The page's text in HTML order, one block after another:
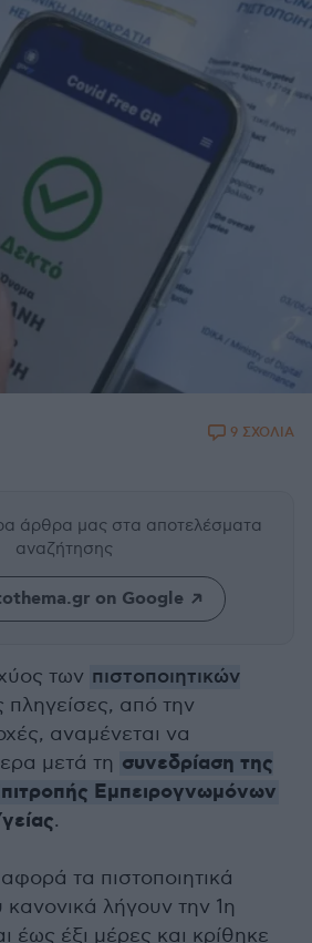
9 ΣΧΟΛΙΑ
άρθρα μας στα αποτελέσματα
αναζήτησης
on Google
των πιστοποιητικών
πληγείσες, από την
αναμένεται να
μετά τη συνεδρίαση της
Εμπειρογνωμόνων
.
τα πιστοποιητικά
λήγουν την 1η
έως έξι μέρες και κρίθηκε